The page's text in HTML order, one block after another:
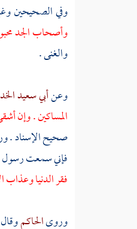
وفي الصحيحين
وأصحاب الجد
والغنى .
وعنأبي سعيد
المساكين . وإن
صحيح الإسناد .
فإني سمعت رسول
فقر الدنيا وعذاب
وروىالحاكم